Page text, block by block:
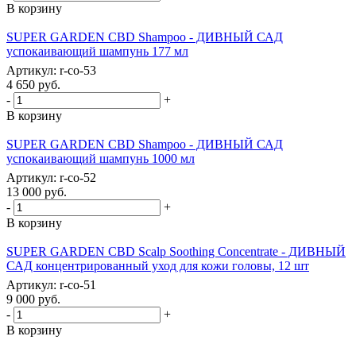
В корзину
SUPER GARDEN CBD Shampoo - ДИВНЫЙ САД
успокаивающий шампунь 177 мл
Артикул: r-co-53
4 650 руб.
-
+
В корзину
SUPER GARDEN CBD Shampoo - ДИВНЫЙ САД
успокаивающий шампунь 1000 мл
Артикул: r-co-52
13 000 руб.
-
+
В корзину
SUPER GARDEN CBD Scalp Soothing Concentrate - ДИВНЫЙ
САД концентрированный уход для кожи головы, 12 шт
Артикул: r-co-51
9 000 руб.
-
+
В корзину